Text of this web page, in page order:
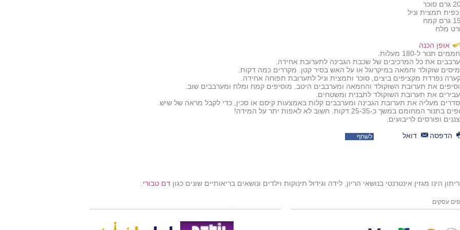
סוכר
קמח
מלח
אופן הכנה
תנור ל-180 מעלות.
את כל המרכיבים של שכבת הגבינה לתערובת אחידה.
שוקולד וחמאה במיקרוגל או על האש בסיר קטן. מקררים כמה דקות.
נפרדת מקציפים ביצים, סוכר ותמצית וניל לתערובת תפוחה אחידה.
את תערובת השוקולד והחמאה ומערבבים היטב. מוסיפים קמח ומלח ומערבבים שוב.
את תערובת השוקולד לתבנית ומשטחים.
מעליה את תערובת הגבינה ומערבבים קלות באמצעות קיסם או סכין, כדי לקבל מראה של שיש.
בתנור המחומם במשך כ-25-35 דקות. חשוב לא לאפות יתר על המידה!
ופורסים לריבועים.
הדפסה
דואל לשתף
הינו מגזין אינטרנטי בנושאי הריון, לידה וגידול תינוקות וילדים ונושאים בריאותיים שונים כגון דם טבורי
עסקים